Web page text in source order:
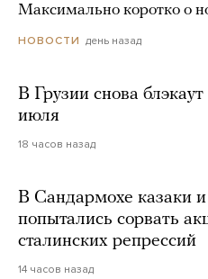
Максимально коротко о
НОВОСТИ день назад
В Грузии снова
июля
18 часов назад
В Сандармохе казаки
попытались сорвать
сталинских репрессий
14 часов назад